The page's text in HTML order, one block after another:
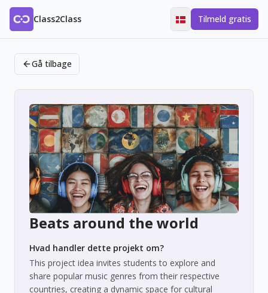
Class2Class Tilmeld gratis
Gå tilbage
Beats around the world
Hvad handler dette projekt om?
This project idea invites students to explore and
share popular music genres from their respective
countries, creating a dynamic space for cultural